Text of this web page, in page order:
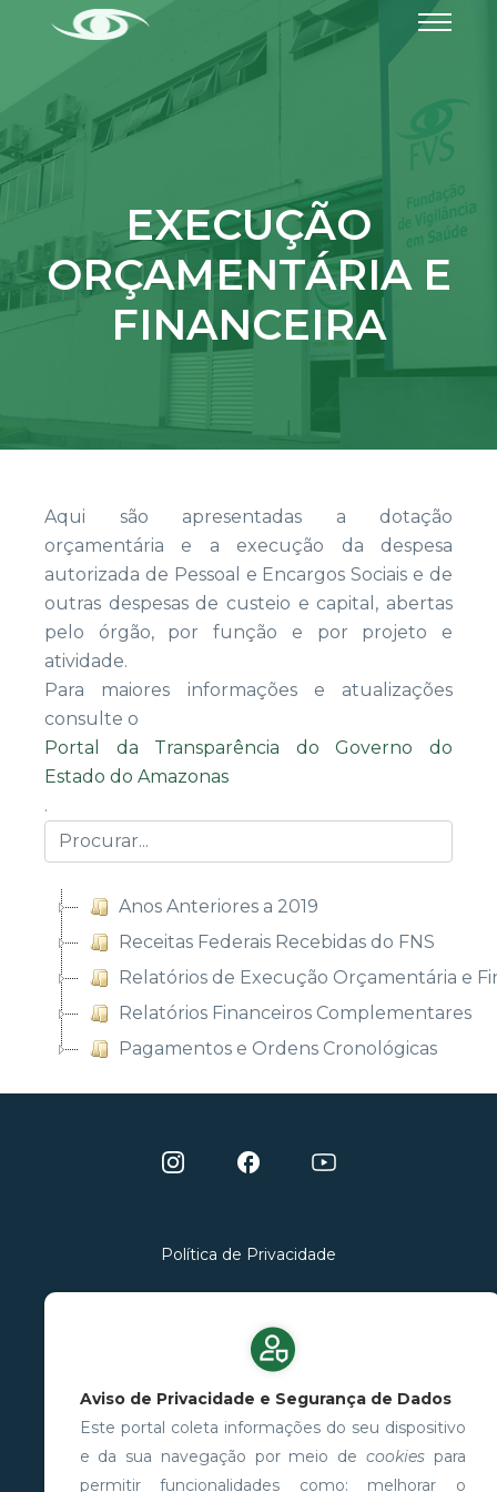
EXECUÇÃO
ORÇAMENTÁRIA E
FINANCEIRA
Aqui são apresentadas a dotação
orçamentária e a execução da despesa
autorizada de Pessoal e Encargos Sociais e de
outras despesas de custeio e capital, abertas
pelo órgão, por função e por projeto e
atividade.
Para maiores informações e atualizações
consulte o
Portal da Transparência do Governo do
Estado do Amazonas
.
Anos Anteriores a 2019
Receitas Federais Recebidas do FNS
Relatórios de Execução Orçamentária e
Relatórios Financeiros Complementares
Pagamentos e Ordens Cronológicas
Política de Privacidade
Desenvolvimento de Sistemas - ADS/GINFO
Fundação de Vigilância em Saúde do Amazonas -
Dra. Rosemary Costa Pinto - FVS-RCP © 2025
Todos os direitos reservados
Aviso de Privacidade e Segurança de Dados
Este portal coleta informações do seu dispositivo
e da sua navegação por meio de cookiespara
permitir funcionalidades como: melhorar o